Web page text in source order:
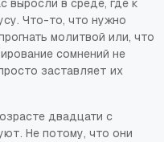
выросли в среде, где к
Что-то, что нужно
молитвой или, что
сомнений не
заставляет их
двадцати с
Не потому, что они